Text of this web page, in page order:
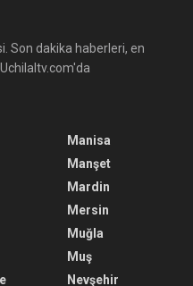
Son dakika haberleri, en
Manisa
Manşet
Mardin
Mersin
Muğla
Muş
Nevşehir